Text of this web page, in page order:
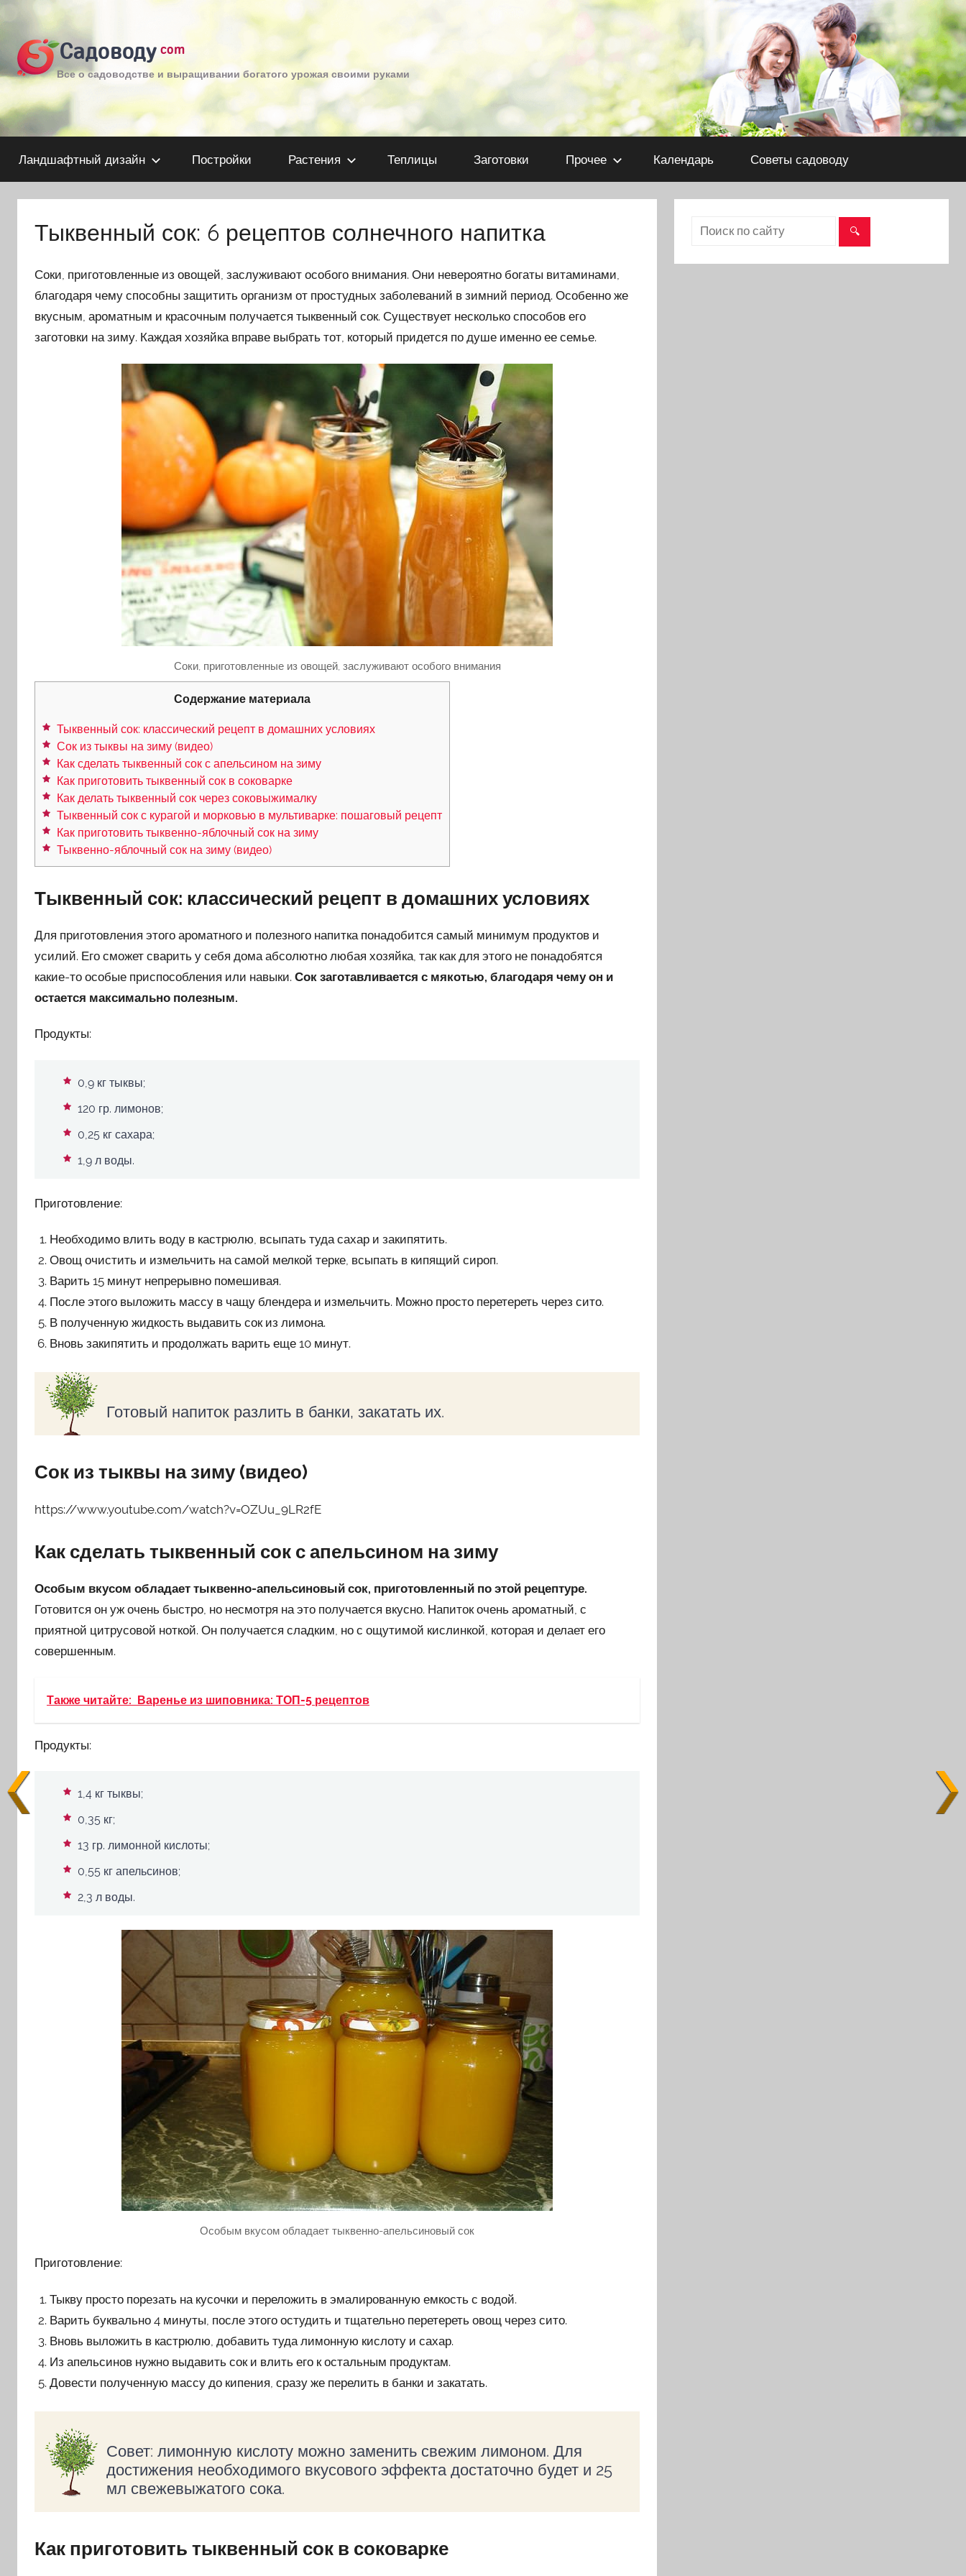
содержимомуСадоводу com
Все о садоводстве и выращивании богатого урожая своими руками
Ландшафтный дизайн Постройки Растения Теплицы Заготовки Прочее Календарь Советы садоводу
Тыквенный сок: 6 рецептов солнечного напитка
Соки, приготовленные из овощей, заслуживают особого внимания. Они невероятно богаты витаминами,
благодаря чему способны защитить организм от простудных заболеваний в зимний период. Особенно же
вкусным, ароматным и красочным получается тыквенный сок. Существует несколько способов его
заготовки на зиму. Каждая хозяйка вправе выбрать тот, который придется по душе именно ее семье.
Соки, приготовленные из овощей, заслуживают особого внимания
Содержание материала
Тыквенный сок: классический рецепт в домашних условиях
Сок из тыквы на зиму (видео)
Как сделать тыквенный сок с апельсином на зиму
Как приготовить тыквенный сок в соковарке
Как делать тыквенный сок через соковыжималку
Тыквенный сок с курагой и морковью в мультиварке: пошаговый рецепт
Как приготовить тыквенно-яблочный сок на зиму
Тыквенно-яблочный сок на зиму (видео)
Тыквенный сок: классический рецепт в домашних условиях
Для приготовления этого ароматного и полезного напитка понадобится самый минимум продуктов и
усилий. Его сможет сварить у себя дома абсолютно любая хозяйка, так как для этого не понадобятся
какие-то особые приспособления или навыки. Сок заготавливается с мякотью, благодаря чему он и
остается максимально полезным.
Продукты:
0,9 кг тыквы;
120 гр. лимонов;
0,25 кг сахара;
1,9 л воды.
Приготовление:
Необходимо влить воду в кастрюлю, всыпать туда сахар и закипятить.
Овощ очистить и измельчить на самой мелкой терке, всыпать в кипящий сироп.
Варить 15 минут непрерывно помешивая.
После этого выложить массу в чащу блендера и измельчить. Можно просто перетереть через сито.
В полученную жидкость выдавить сок из лимона.
Вновь закипятить и продолжать варить еще 10 минут.
Готовый напиток разлить в банки, закатать их.
Сок из тыквы на зиму (видео)
https://www.youtube.com/watch?v=OZUu_9LR2fE
Как сделать тыквенный сок с апельсином на зиму
Особым вкусом обладает тыквенно-апельсиновый сок, приготовленный по этой рецептуре.
Готовится он уж очень быстро, но несмотря на это получается вкусно. Напиток очень ароматный, с
приятной цитрусовой ноткой. Он получается сладким, но с ощутимой кислинкой, которая и делает его
совершенным.
Также читайте: Варенье из шиповника: ТОП-5 рецептов
Продукты:
1,4 кг тыквы;
0,35 кг;
13 гр. лимонной кислоты;
0,55 кг апельсинов;
2,3 л воды.
Особым вкусом обладает тыквенно-апельсиновый сок
Приготовление:
Тыкву просто порезать на кусочки и переложить в эмалированную емкость с водой.
Варить буквально 4 минуты, после этого остудить и тщательно перетереть овощ через сито.
Вновь выложить в кастрюлю, добавить туда лимонную кислоту и сахар.
Из апельсинов нужно выдавить сок и влить его к остальным продуктам.
Довести полученную массу до кипения, сразу же перелить в банки и закатать.
Совет: лимонную кислоту можно заменить свежим лимоном. Для
достижения необходимого вкусового эффекта достаточно будет и 25
мл свежевыжатого сока.
Как приготовить тыквенный сок в соковарке